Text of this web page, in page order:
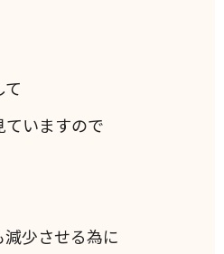
て
いますので
少させる為に